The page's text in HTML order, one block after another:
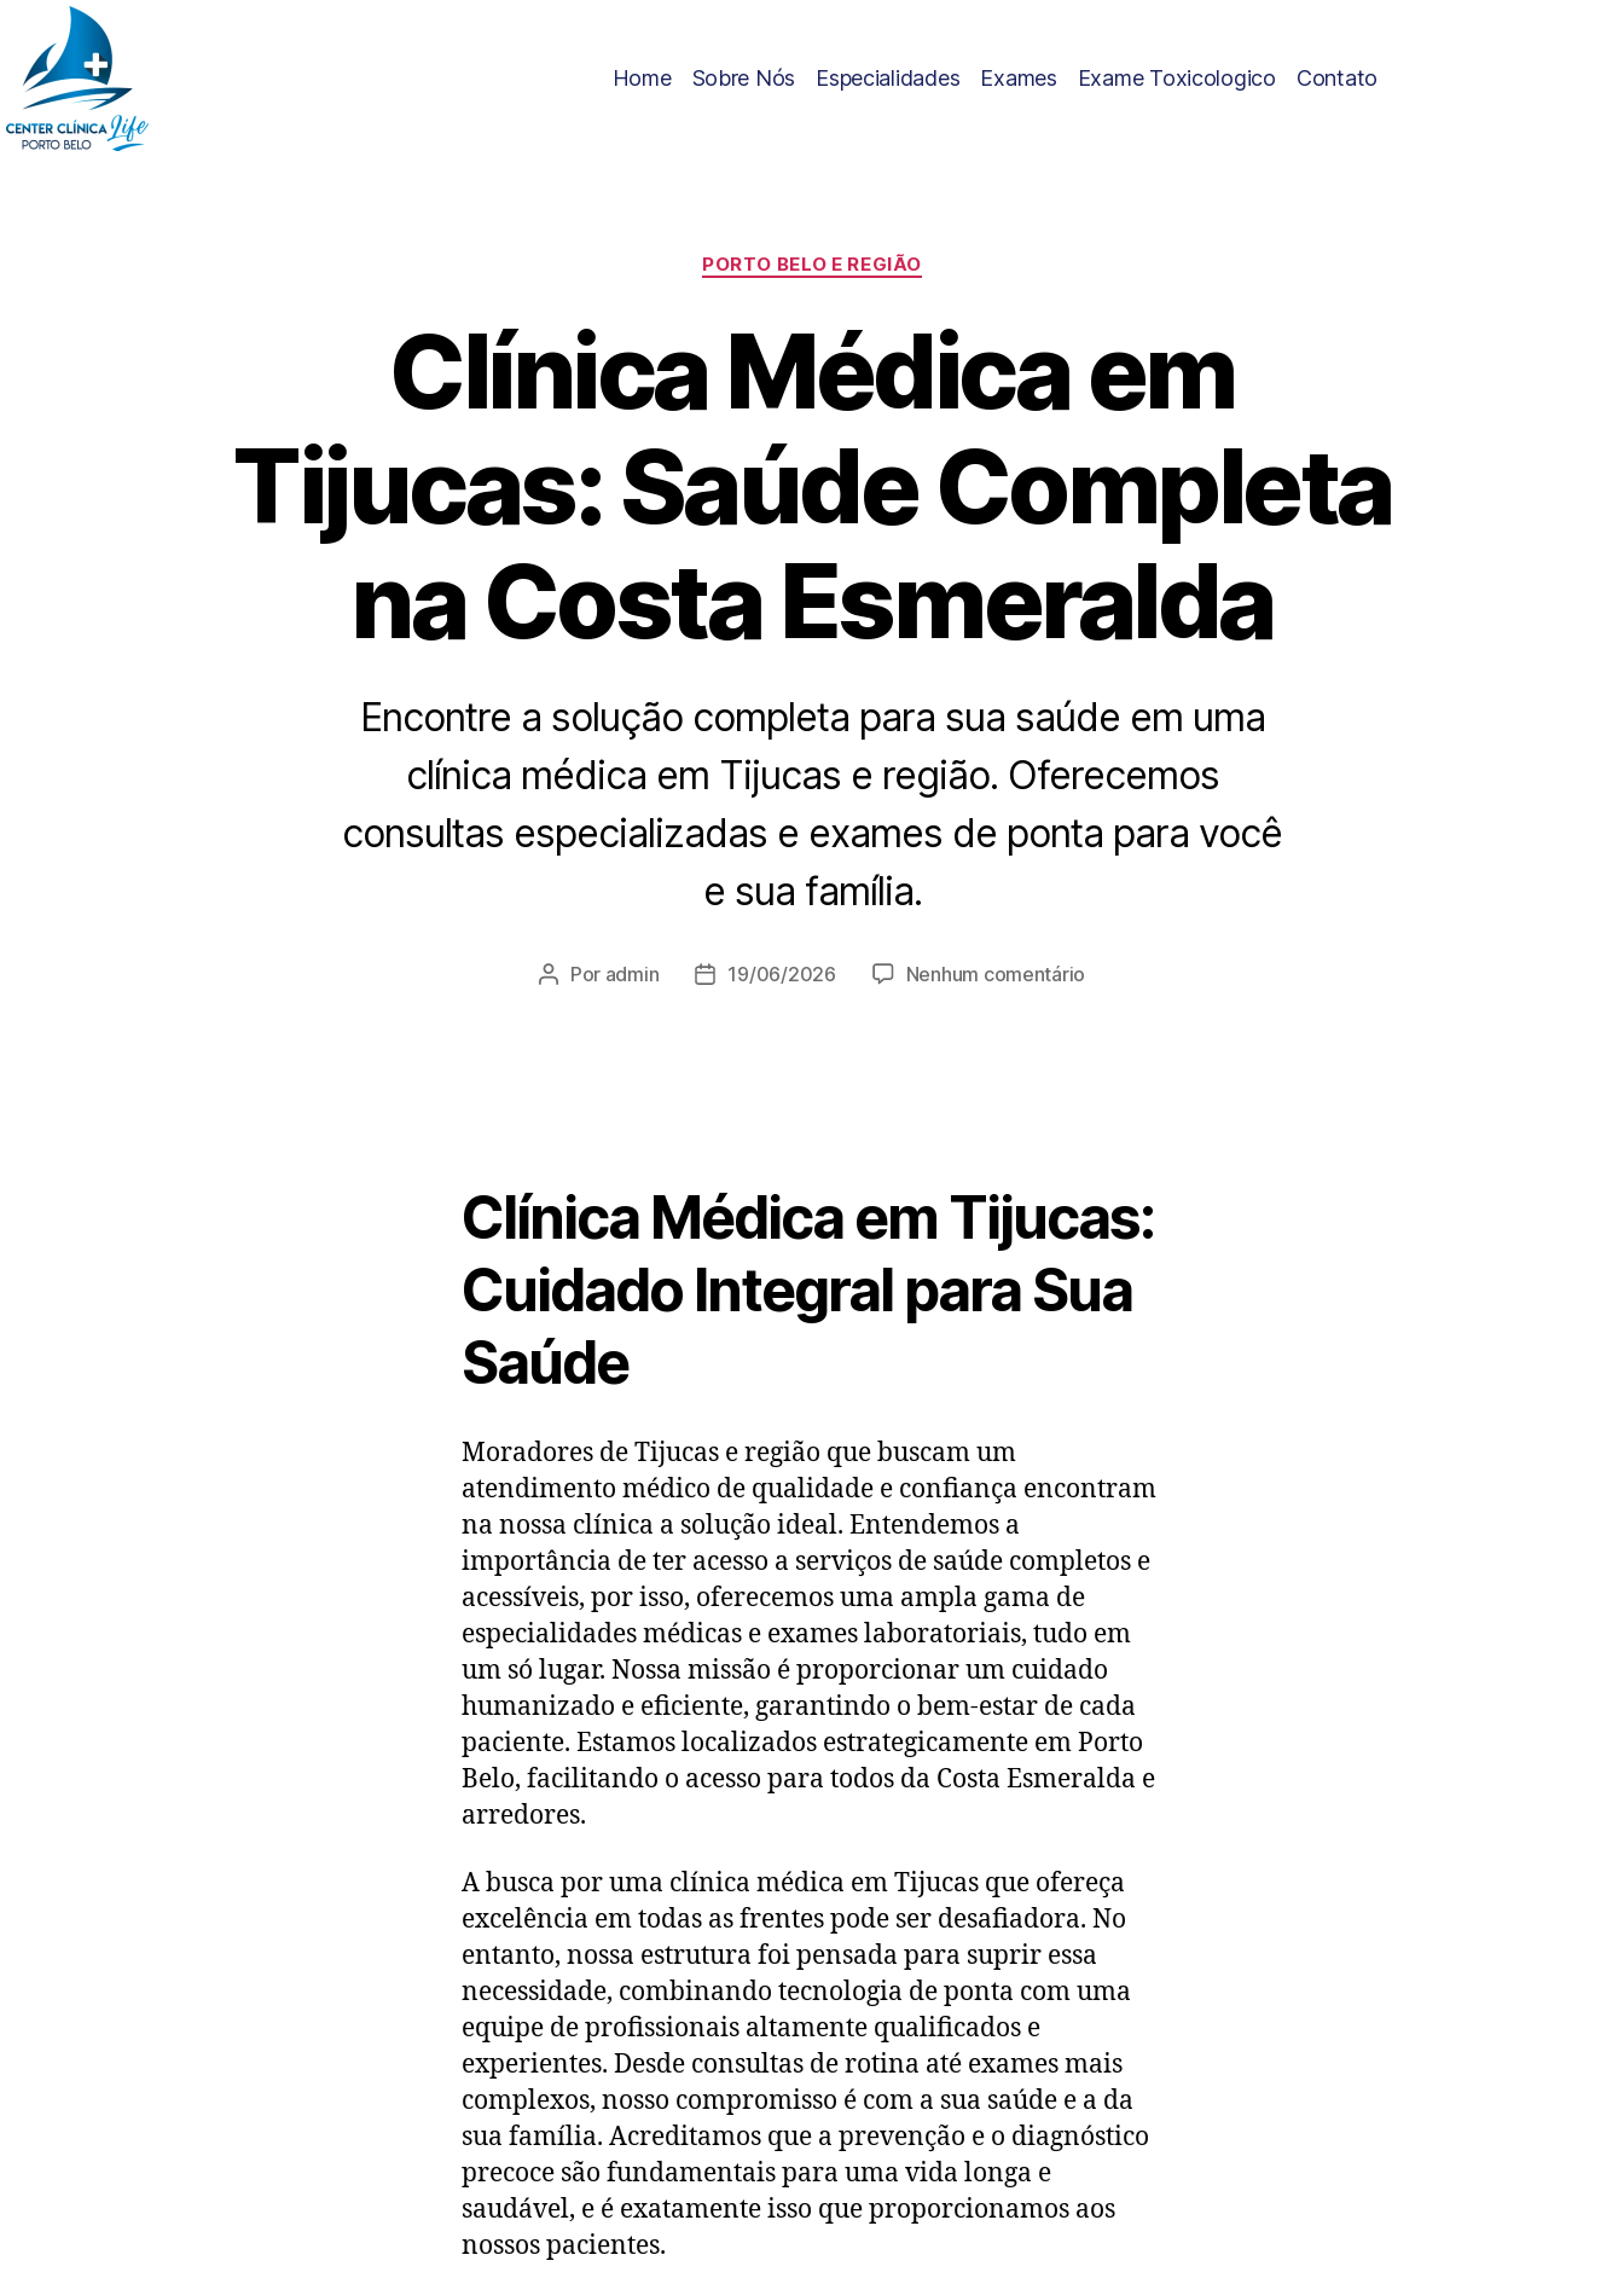
Home Sobre Nós Especialidades Exames Exame Toxicologico Contato
PORTO BELO E REGIÃO
Clínica Médica em
Tijucas: Saúde Completa
na Costa Esmeralda
Encontre a solução completa para sua saúde em uma
clínica médica em Tijucas e região. Oferecemos
consultas especializadas e exames de ponta para você
e sua família.
Por admin 19/06/2026 Nenhum comentário
Clínica Médica em Tijucas:
Cuidado Integral para Sua
Saúde
Moradores de Tijucas e região que buscam um
atendimento médico de qualidade e confiança encontram
na nossa clínica a solução ideal. Entendemos a
importância de ter acesso a serviços de saúde completos e
acessíveis, por isso, oferecemos uma ampla gama de
especialidades médicas e exames laboratoriais, tudo em
um só lugar. Nossa missão é proporcionar um cuidado
humanizado e eficiente, garantindo o bem-estar de cada
paciente. Estamos localizados estrategicamente em Porto
Belo, facilitando o acesso para todos da Costa Esmeralda e
arredores.
A busca por uma clínica médica em Tijucas que ofereça
excelência em todas as frentes pode ser desafiadora. No
entanto, nossa estrutura foi pensada para suprir essa
necessidade, combinando tecnologia de ponta com uma
equipe de profissionais altamente qualificados e
experientes. Desde consultas de rotina até exames mais
complexos, nosso compromisso é com a sua saúde e a da
sua família. Acreditamos que a prevenção e o diagnóstico
precoce são fundamentais para uma vida longa e
saudável, e é exatamente isso que proporcionamos aos
nossos pacientes.